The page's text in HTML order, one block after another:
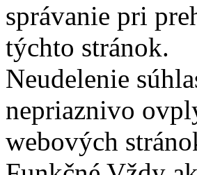
správanie pri
týchto stránok.
Neudelenie
nepriaznivo
webových